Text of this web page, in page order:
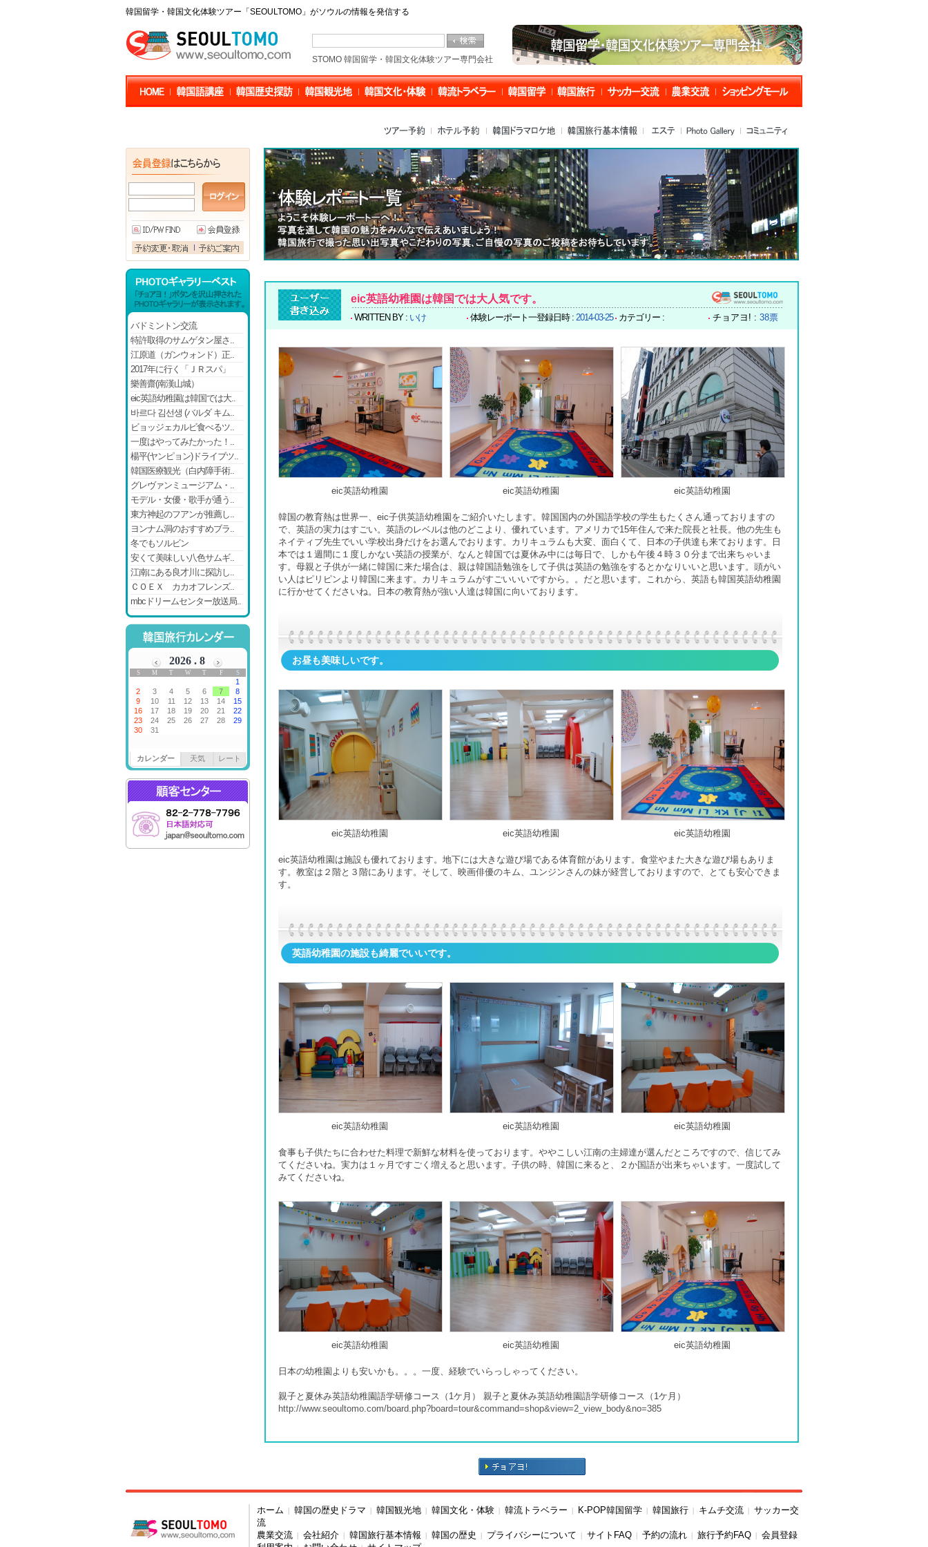
韓国留学・韓国文化体験ツアー「SEOULTOMO」がソウルの情報を発信する
STOMO 韓国留学・韓国文化体験ツアー専門会社
バドミントン交流
特許取得のサムゲタン屋さ..
江原道（ガンウォンド）正..
2017年に行く「ＪＲスパ」
樂善齋(南漢山城）
eic英語幼稚園は韓国では大..
바르다 김선생 (バルダ キム..
ビョッジェカルビ食べるツ..
一度はやってみたかった！..
楊平(ヤンピョン)ドライブツ..
韓国医療観光（白内障手術..
グレヴァンミュージアム・..
モデル・女優・歌手が通う..
東方神起のフアンが推薦し..
ヨンナム洞のおすすめブラ..
冬でもソルビン
安くて美味しい八色サムギ..
江南にある良才川に探訪し..
ＣＯＥＸ カカオフレンズ..
mbcドリームセンター放送局..
カレンダー 天気 レート
eic英語幼稚園は韓国では大人気です。
WRITTEN BY : いけ 体験レーポート一登録日時 : 2014-03-25 カテゴリー : チョアヨ! : 38票
eic英語幼稚園 eic英語幼稚園 eic英語幼稚園
韓国の教育熱は世界一、eic子供英語幼稚園をご紹介いたします。韓国国内の外国語学校の学生もたくさん通っておりますの
で、英語の実力はすごい。英語のレベルは他のどこより、優れています。アメリカで15年住んで来た院長と社長。他の先生も
ネイティブ先生でいい学校出身だけをお選んでおります。カリキュラムも大変、面白くて、日本の子供達も来ております。日
本では１週間に１度しかない英語の授業が、なんと韓国では夏休み中には毎日で、しかも午後４時３０分まで出来ちゃいま
す。母親と子供が一緒に韓国に来た場合は、親は韓国語勉強をして子供は英語の勉強をするとかなりいいと思います。頭がい
い人はピリピンより韓国に来ます。カリキュラムがすごいいいですから。。だと思います。これから、英語も韓国英語幼稚園
に行かせてくださいね。日本の教育熱が強い人達は韓国に向いております。
お昼も美味しいです。
eic英語幼稚園 eic英語幼稚園 eic英語幼稚園
eic英語幼稚園は施設も優れております。地下には大きな遊び場である体育館があります。食堂やまた大きな遊び場もありま
す。教室は２階と３階にあります。そして、映画俳優のキム、ユンジンさんの妹が経営しておりますので、とても安心できま
す。
英語幼稚園の施設も綺麗でいいです。
eic英語幼稚園 eic英語幼稚園 eic英語幼稚園
食事も子供たちに合わせた料理で新鮮な材料を使っております。ややこしい江南の主婦達が選んだところですので、信じてみ
てくださいね。実力は１ヶ月ですごく増えると思います。子供の時、韓国に来ると、２か国語が出来ちゃいます。一度試して
みてくださいね。
eic英語幼稚園 eic英語幼稚園 eic英語幼稚園
日本の幼稚園よりも安いかも。。。一度、経験でいらっしゃってください。
親子と夏休み英語幼稚園語学研修コース（1ケ月） 親子と夏休み英語幼稚園語学研修コース（1ケ月）
http://www.seoultomo.com/board.php?board=tour&command=shop&view=2_view_body&no=385
ホーム 韓国の歴史ドラマ 韓国観光地 韓国文化・体験 韓流トラベラー K-POP韓国留学 韓国旅行 キムチ交流
サッカー交
流
農業交流
会社紹介 韓国旅行基本情報 韓国の歴史 プライバシーについて サイトFAQ 予約の流れ 旅行予約FAQ
会員登録